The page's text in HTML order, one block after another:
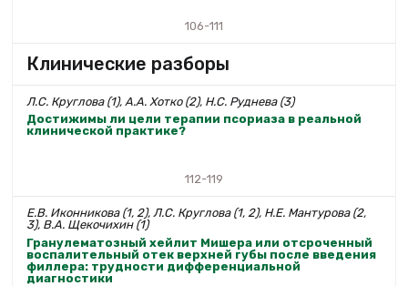
106-111
Клинические разборы
Л.С. Круглова (1), А.А. Хотко (2), Н.С. Руднева (3)
Достижимы ли цели терапии псориаза в реальной
клинической практике?
112-119
Е.В. Иконникова (1, 2), Л.С. Круглова (1, 2), Н.Е. Мантурова (2,
3), В.А. Щекочихин (1)
Гранулематозный хейлит Мишера или отсроченный
воспалительный отек верхней губы после введения
филлера: трудности дифференциальной
диагностики